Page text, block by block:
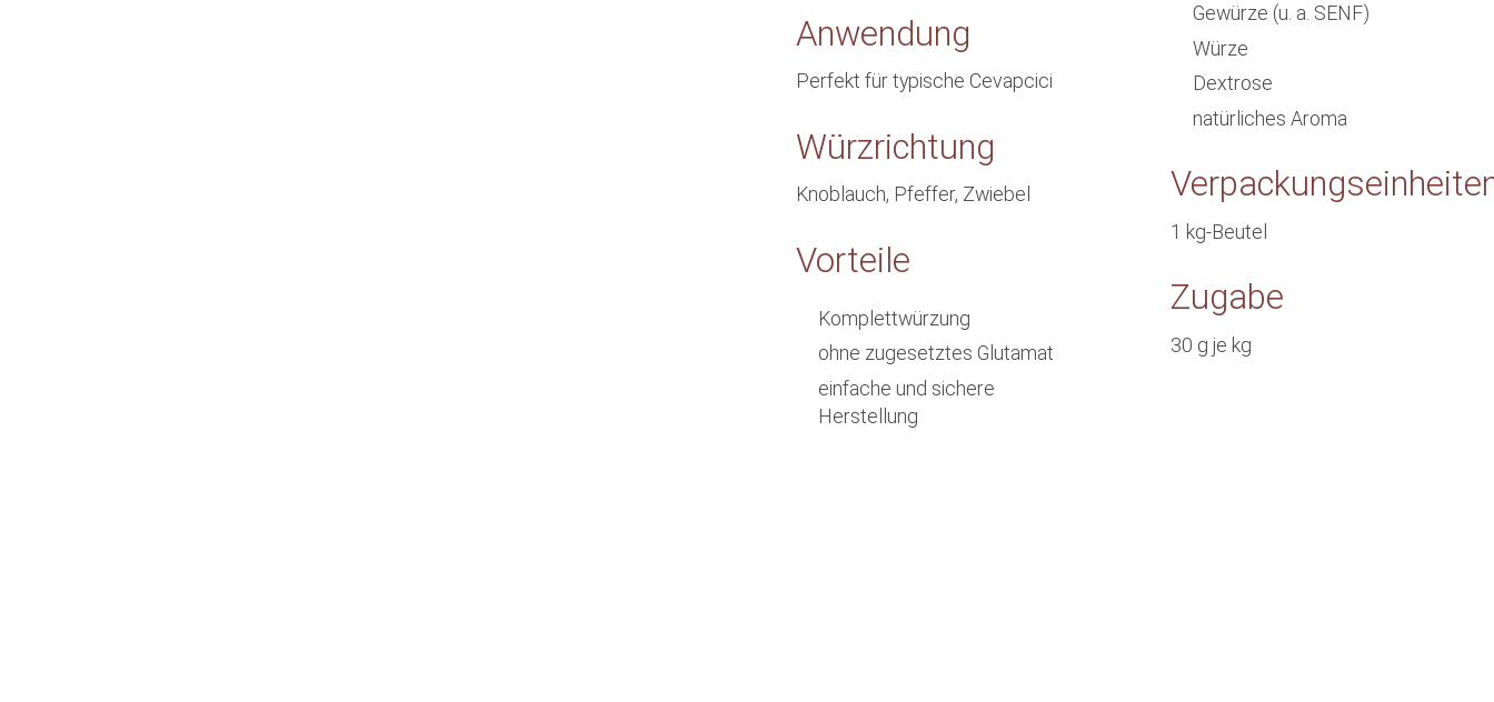
Anwendung
Perfekt für typische Cevapcici
Würzrichtung
Knoblauch, Pfeffer, Zwiebel
Vorteile
Komplettwürzung
ohne zugesetztes Glutamat
einfache und sichere
Herstellung
Gewürze (u. a. SENF)
Würze
Dextrose
natürliches Aroma
1 kg-Beutel
Zugabe
30 g je kg